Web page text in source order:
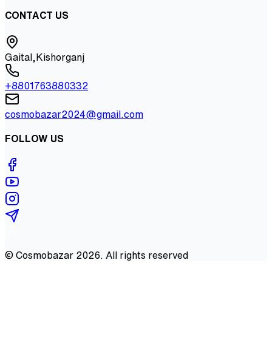
CONTACT US
Gaital,Kishorganj
+8801763880332
cosmobazar2024@gmail.com
FOLLOW US
© Cosmobazar 2026. All rights reserved